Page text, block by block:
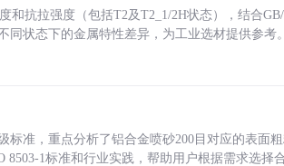
和抗拉强度（包括T2及T2_1/2H状态），结合
同状态下的金属特性差异，为工业选材提供参考。
标准，重点分析了铝合金喷砂200目对应的表面
8503-1标准和行业实践，帮助用户根据需求选择